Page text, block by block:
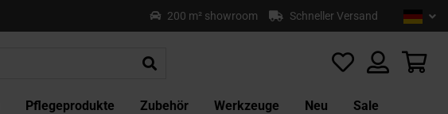
200 m² showroom Schneller Versand
Pflegeprodukte Zubehör Werkzeuge Neu Sale